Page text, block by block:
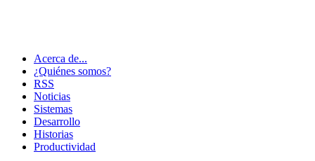
Acerca de...
¿Quiénes somos?
RSS
Noticias
Sistemas
Desarrollo
Historias
Productividad